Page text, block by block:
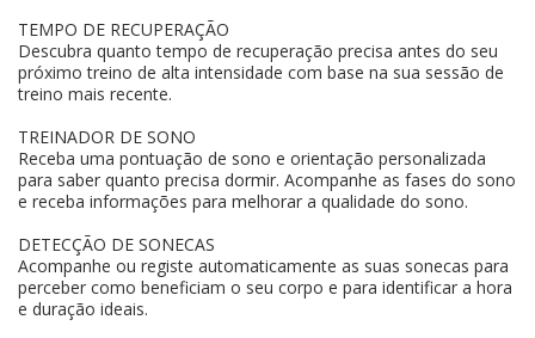
TEMPO DE RECUPERAÇÃO
Descubra quanto tempo de recuperação precisa antes do seu
próximo treino de alta intensidade com base na sua sessão de
treino mais recente.
TREINADOR DE SONO
Receba uma pontuação de sono e orientação personalizada
para saber quanto precisa dormir. Acompanhe as fases do sono
e receba informações para melhorar a qualidade do sono.
DETECÇÃO DE SONECAS
Acompanhe ou registe automaticamente as suas sonecas para
perceber como beneficiam o seu corpo e para identificar a hora
e duração ideais.